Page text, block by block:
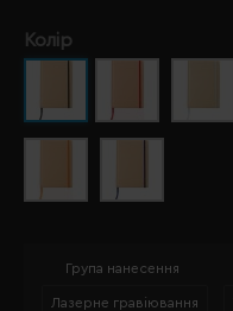
Колір
Група нанесення
Лазерне гравіювання